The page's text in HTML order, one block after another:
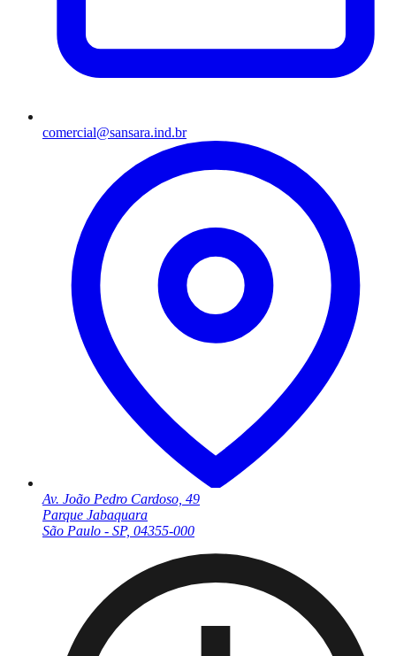
comercial@sansara.ind.br
Av. João Pedro Cardoso, 49
Parque Jabaquara
São Paulo - SP, 04355-000